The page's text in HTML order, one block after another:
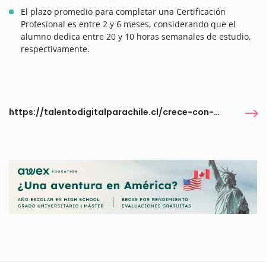
El plazo promedio para completar una Certificación
Profesional es entre 2 y 6 meses, considerando que el
alumno dedica entre 20 y 10 horas semanales de estudio,
respectivamente.
https://talentodigitalparachile.cl/crece-con-google